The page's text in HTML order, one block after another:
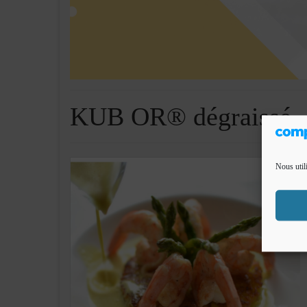
Nous
KUB OR® dégraissé